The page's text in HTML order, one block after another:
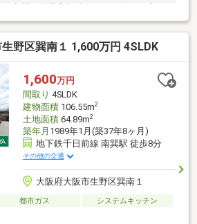
空間・全居室収納スペース有！・広々
ム相談可能！・スーパーが徒歩約３分
な立地！■リフォーム（令和８年６月
表替え・ハウスクリーニング■周辺施
ｍ（徒歩3分）・セブンイレブン大阪
（徒歩6分）・ウエルシア生野巽南店：
阪平野北郵便局：約400ｍ（徒歩6分）
野区巽南１ 1,600万円 4SLDK
1,600万円
間取り 4SLDK
建物面積106.55m2
土地面積64.89m2
築年月 1989年1月(築37年8ヶ月)
地下鉄千日前線 南巽駅 徒歩8分
その他の交通
大阪府大阪市生野区巽南１
都市ガス
システムキッチン